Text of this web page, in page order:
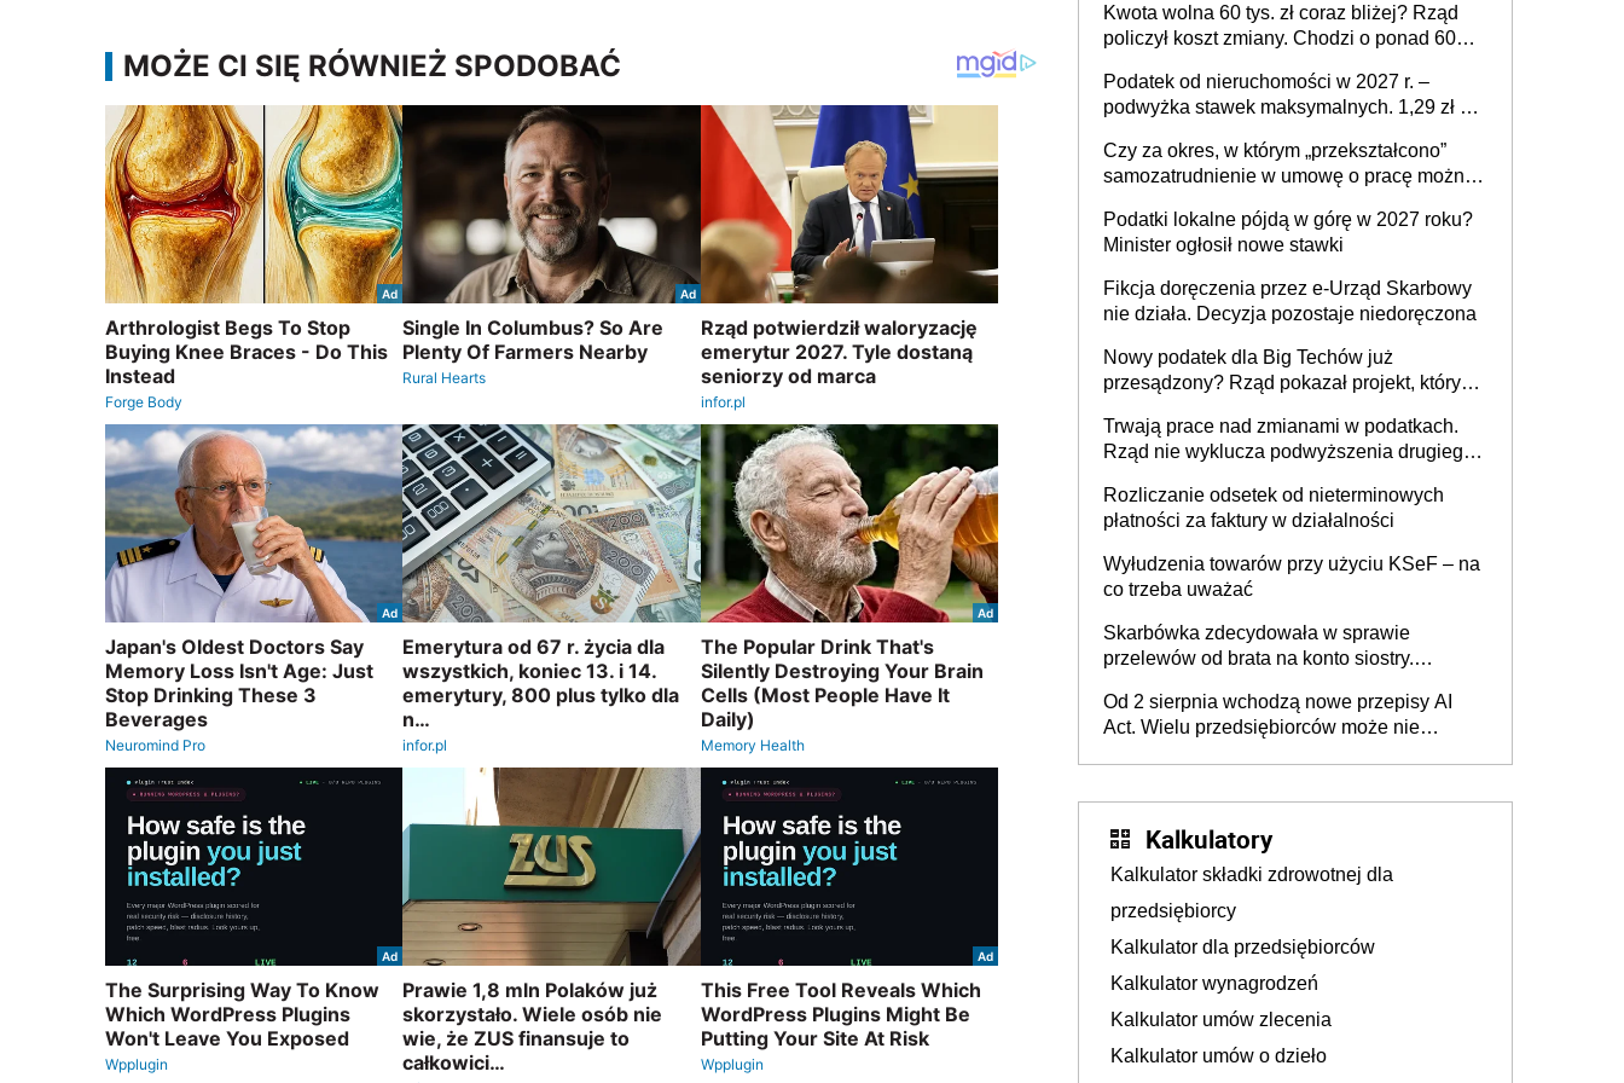
Kwota wolna 60 tys. zł coraz bliżej? Rząd
policzył koszt zmiany. Chodzi o ponad 60
Podatek od nieruchomości w 2027 r. –
podwyżka stawek maksymalnych. 1,29 zł za
budynków i lokali związanych z
prowadzeniem działalności gospodarczej
Czy za okres, w którym „przekształcono”
samozatrudnienie w umowę o pracę można
umowy cywilnoprawnej jedynym
racjonalnym wyjściem
Podatki lokalne pójdą w górę w 2027 roku?
Minister ogłosił nowe stawki
Fikcja doręczenia przez e-Urząd Skarbowy
nie działa. Decyzja pozostaje niedoręczona
Nowy podatek dla Big Techów już
przesądzony? Rząd pokazał projekt, który
Trwają prace nad zmianami w podatkach.
Rząd nie wyklucza podwyższenia drugiego
Rozliczanie odsetek od nieterminowych
płatności za faktury w działalności
Wyłudzenia towarów przy użyciu KSeF – na
co trzeba uważać
Skarbówka zdecydowała w sprawie
przelewów od brata na konto siostry.
darowizna, ale podatku jednak nie będzie
Od 2 sierpnia wchodzą nowe przepisy AI
Act. Wielu przedsiębiorców może nie
Kalkulatory
Kalkulator składki zdrowotnej dla
przedsiębiorcy
Kalkulator dla przedsiębiorców
Kalkulator wynagrodzeń
Kalkulator umów zlecenia
Kalkulator umów o dzieło